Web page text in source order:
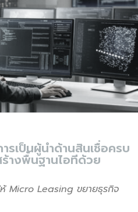
เป็นผู้นำด้านสินเชื่อครบ
างพื้นฐานไอทีด้วย
Micro Leasing ขยายธุรกิจ